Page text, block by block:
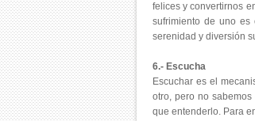
felices y convertirnos
sufrimiento de uno
serenidad y diversión
6.- Escucha
Escuchar es el
otro, pero no
que entenderlo. Para